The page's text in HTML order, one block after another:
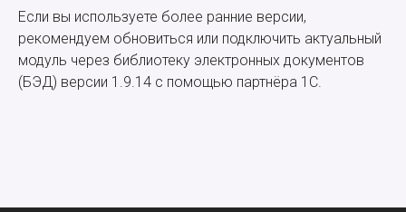
Если вы используете более ранние версии,
рекомендуем обновиться или подключить актуальный
модуль через библиотеку электронных документов
(БЭД) версии 1.9.14 с помощью партнёра 1С.